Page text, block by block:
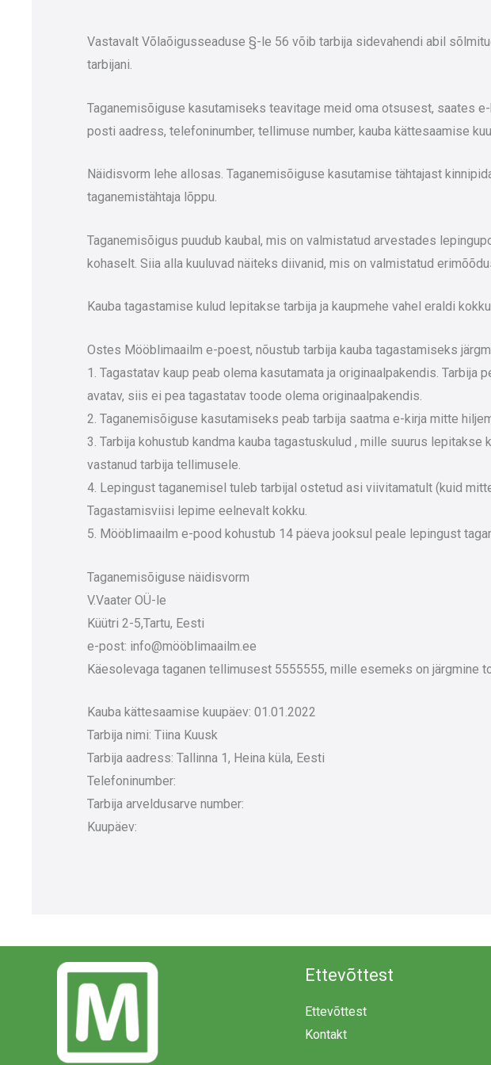
Vastavalt Võlaõigusseaduse §-le 56 võib tarbija sidevahendi abil
tarbijani.
Taganemisõiguse kasutamiseks teavitage meid oma otsusest, saates
posti aadress, telefoninumber, tellimuse number, kauba kättesaamise
Näidisvorm lehe allosas. Taganemisõiguse kasutamise tähtajast
taganemistähtaja lõppu.
Taganemisõigus puudub kaubal, mis on valmistatud arvestades
kohaselt. Siia alla kuuluvad näiteks diivanid, mis on valmistatud
Kauba tagastamise kulud lepitakse tarbija ja kaupmehe vahel eraldi
Ostes Mööblimaailm e-poest, nõustub tarbija kauba tagastamiseks
1. Tagastatav kaup peab olema kasutamata ja originaalpakendis.
avatav, siis ei pea tagastatav toode olema originaalpakendis.
2. Taganemisõiguse kasutamiseks peab tarbija saatma e-kirja mitte
3. Tarbija kohustub kandma kauba tagastuskulud , mille suurus
vastanud tarbija tellimusele.
4. Lepingust taganemisel tuleb tarbijal ostetud asi viivitamatult (kuid
Tagastamisviisi lepime eelnevalt kokku.
5. Mööblimaailm e-pood kohustub 14 päeva jooksul peale lepingust
Taganemisõiguse näidisvorm
V.Vaater OÜ-le
Küütri 2-5,Tartu, Eesti
e-post: info@mööblimaailm.ee
Käesolevaga taganen tellimusest 5555555, mille esemeks on järgmine
Kauba kättesaamise kuupäev: 01.01.2022
Tarbija nimi: Tiina Kuusk
Tarbija aadress: Tallinna 1, Heina küla, Eesti
Telefoninumber:
Tarbija arveldusarve number:
Kuupäev:
Ettevõttest
Ettevõttest
Kontakt